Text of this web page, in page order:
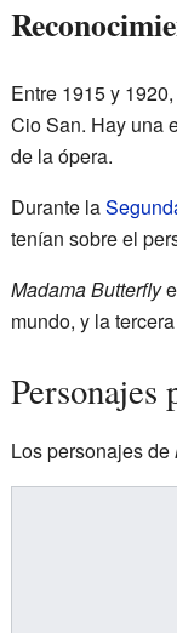
Entre 1915 y
Cio San. Hay una
de la ópera.
Durante la
tenían sobre el
Madama Butterfly
mundo, y la
Personajes
Los personajes de